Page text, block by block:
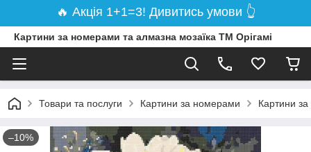
🔥 Акція 1+1=3! Дивитись умови 👆
Картини за номерами та алмазна мозаїка ТМ Орігамі
Товари та послуги Картини за номерами Картини
–10%